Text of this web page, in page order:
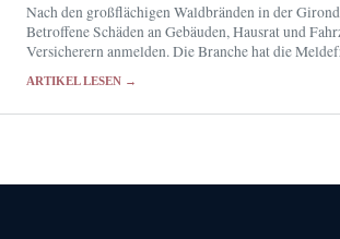
Nach den großflächigen Waldbränden in der
Betroffene Schäden an Gebäuden, Hausrat und
Versicherern anmelden. Die Branche hat die
ARTIKEL LESEN →